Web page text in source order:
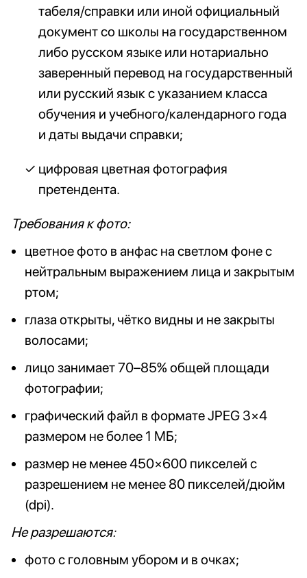
табеля/справки или иной официальный
документ со школы на государственном
либо русском языке или нотариально
заверенный перевод на государственный
или русский язык с указанием класса
обучения и учебного/календарного года
и даты выдачи справки;
цифровая цветная фотография
претендента.
Требования к фото:
цветное фото в анфас на светлом фоне с
нейтральным выражением лица и закрытым
ртом;
глаза открыты, чётко видны и не закрыты
волосами;
лицо занимает 70–85% общей площади
фотографии;
графический файл в формате JPEG 3×4
размером не более 1 МБ;
размер не менее 450×600 пикселей с
разрешением не менее 80 пикселей/дюйм
(dpi).
Не разрешаются:
фото с головным убором и в очках;